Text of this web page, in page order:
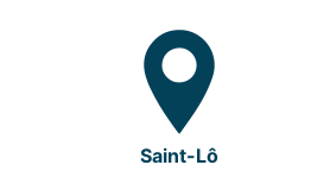
Saint-Lô